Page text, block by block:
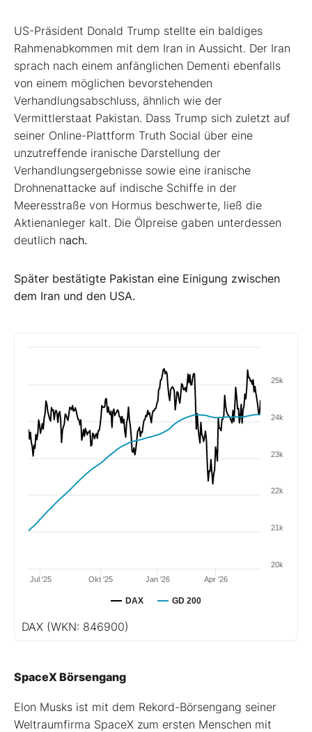
US-Präsident Donald Trump stellte ein baldiges
Rahmenabkommen mit dem Iran in Aussicht. Der Iran
sprach nach einem anfänglichen Dementi ebenfalls
von einem möglichen bevorstehenden
Verhandlungsabschluss, ähnlich wie der
Vermittlerstaat Pakistan. Dass Trump sich zuletzt auf
seiner Online-Plattform Truth Social über eine
unzutreffende iranische Darstellung der
Verhandlungsergebnisse sowie eine iranische
Drohnenattacke auf indische Schiffe in der
Meeresstraße von Hormus beschwerte, ließ die
Aktienanleger kalt. Die Ölpreise gaben unterdessen
deutlich nach.
Später bestätigte Pakistan eine Einigung zwischen
dem Iran und den USA.
DAX GD 200
Jul '25 Jan '26
Okt '25 Apr '26
20k
21k
22k
23k
24k
25k
DAX (WKN: 846900)
SpaceX Börsengang
Elon Musks ist mit dem Rekord-Börsengang seiner
Weltraumfirma SpaceX zum ersten Menschen mit